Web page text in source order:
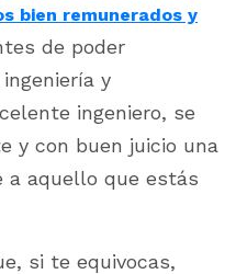
bien remunerados y
de poder
y
ingeniero, se
y con buen juicio una
a aquello que estás
si te equivocas,